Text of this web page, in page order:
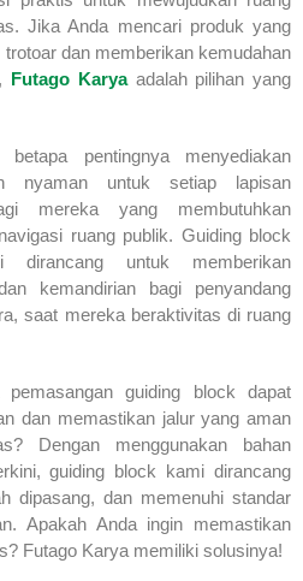
Jika Anda mencari produk yang
dan memberikan kemudahan
Futago Karyaadalah pilihan yang
pentingnya menyediakan
nyaman untuk setiap lapisan
mereka yang membutuhkan
ruang publik. Guiding block
untuk memberikan
kemandirian bagi penyandang
saat mereka beraktivitas di ruang
guiding block dapat
dan memastikan jalur yang aman
Dengan menggunakan bahan
guiding block kami dirancang
dipasang, dan memenuhi standar
Apakah Anda ingin memastikan
Futago Karya memiliki solusinya!